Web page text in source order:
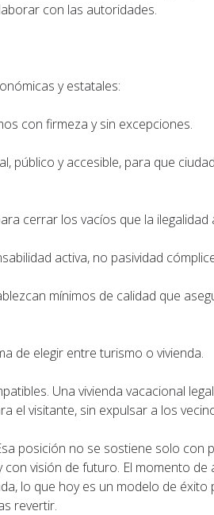
con las autoridades.
y estatales:
con firmeza y sin excepciones.
público y accesible, para que
cerrar los vacíos que la ilegalidad
activa, no pasividad
mínimos de calidad que
de elegir entre turismo o vivienda.
Una vivienda vacacional
el visitante, sin expulsar a los
posición no se sostiene solo con
visión de futuro. El momento
lo que hoy es un modelo de
revertir.